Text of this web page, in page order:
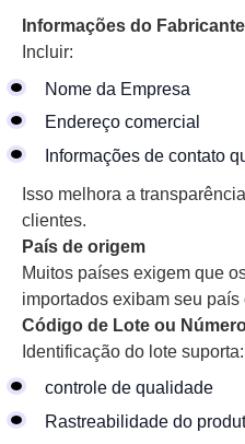
Informações do
Incluir:
Nome da Empresa
Endereço comercial
Informações de contato
Isso melhora a
clientes.
País de origem
Muitos países exigem que
importados exibam seu país
Código de Lote ou
Identificação do lote suporta:
controle de qualidade
Rastreabilidade do